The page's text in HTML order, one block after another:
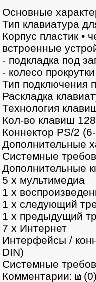
Основные
Тип клавиатура
Корпус пластик •
встроенные
- подкладка под
- колесо прокрутки
Тип подключения
Раскладка
Технология
Кол-во клавиш 128
Коннектор PS/2
Дополнительные
Системные
Дополнительные
5 x мультимедиа
1 x
1 x следующий
1 x предыдущий
7 x Интернет
Интерфейсы /
DIN)
Системные
Комментарии:
(0)